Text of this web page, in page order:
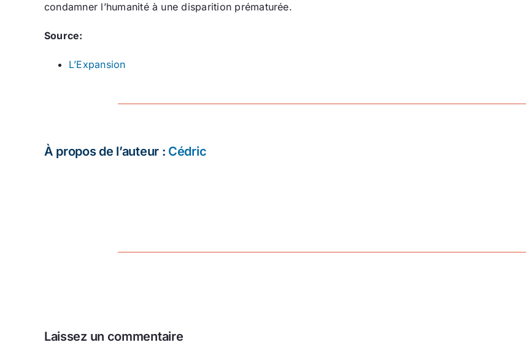
condamner l’humanité à une disparition prématurée.
Source:
L’Expansion
À propos de l’auteur : Cédric
Laissez un commentaire